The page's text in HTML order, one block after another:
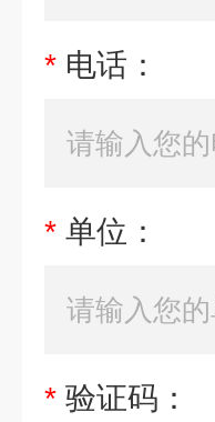
* 电话：
* 单位：
* 验证码：